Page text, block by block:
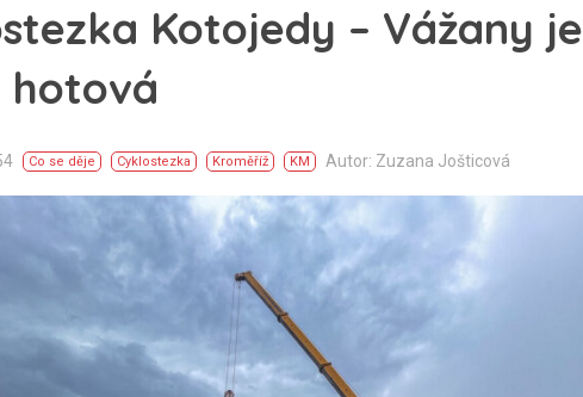
Kotojedy – Vážany je
hotová
Co se děje Cyklostezka Kroměříž KM Autor: Zuzana Jošticová